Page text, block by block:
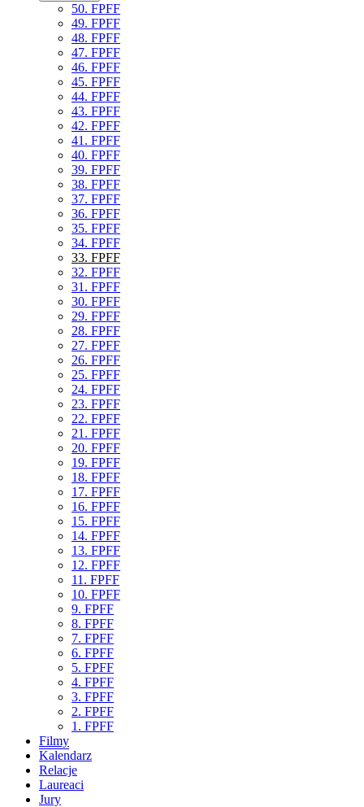
50. FPFF
49. FPFF
48. FPFF
47. FPFF
46. FPFF
45. FPFF
44. FPFF
43. FPFF
42. FPFF
41. FPFF
40. FPFF
39. FPFF
38. FPFF
37. FPFF
36. FPFF
35. FPFF
34. FPFF
33. FPFF
32. FPFF
31. FPFF
30. FPFF
29. FPFF
28. FPFF
27. FPFF
26. FPFF
25. FPFF
24. FPFF
23. FPFF
22. FPFF
21. FPFF
20. FPFF
19. FPFF
18. FPFF
17. FPFF
16. FPFF
15. FPFF
14. FPFF
13. FPFF
12. FPFF
11. FPFF
10. FPFF
9. FPFF
8. FPFF
7. FPFF
6. FPFF
5. FPFF
4. FPFF
3. FPFF
2. FPFF
1. FPFF
Filmy
Kalendarz
Relacje
Laureaci
Jury